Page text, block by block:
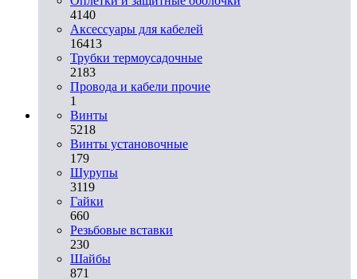
4140
Аксессуары для кабелей
16413
Трубки термоусадочные
2183
Провода и кабели прочие
1
Винты
5218
Винты установочные
179
Шурупы
3119
Гайки
660
Резьбовые вставки
230
Шайбы
871